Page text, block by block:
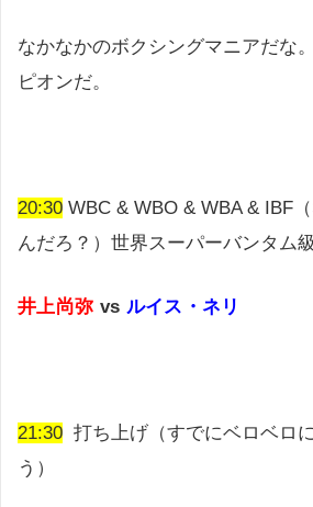
なかなかのボクシングマニアだな
ピオンだ。
20:30 WBC & WBO & WBA & IBF
んだろ？）世界スーパーバンタム
井上尚弥 vs ルイス・ネリ
21:30 打ち上げ（すでにベロベロ
う）